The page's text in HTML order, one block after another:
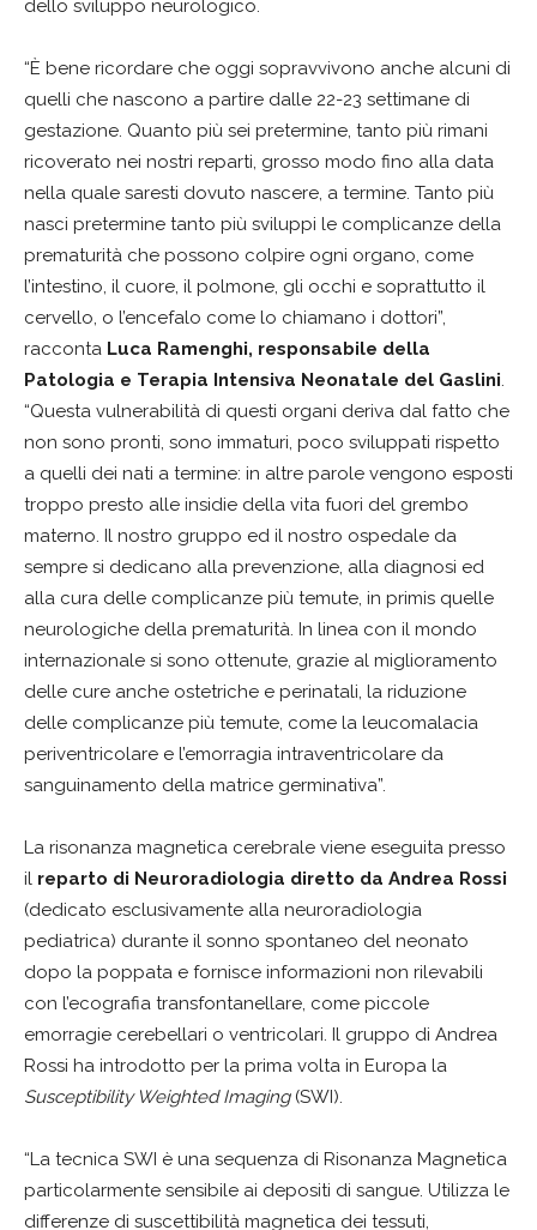
dello sviluppo neurologico.
“È bene ricordare che oggi sopravvivono anche alcuni di
quelli che nascono a partire dalle 22-23 settimane di
gestazione. Quanto più sei pretermine, tanto più rimani
ricoverato nei nostri reparti, grosso modo fino alla data
nella quale saresti dovuto nascere, a termine. Tanto più
nasci pretermine tanto più sviluppi le complicanze della
prematurità che possono colpire ogni organo, come
l’intestino, il cuore, il polmone, gli occhi e soprattutto il
cervello, o l’encefalo come lo chiamano i dottori”,
racconta Luca Ramenghi, responsabile della
Patologia e Terapia Intensiva Neonatale del Gaslini.
“Questa vulnerabilità di questi organi deriva dal fatto che
non sono pronti, sono immaturi, poco sviluppati rispetto
a quelli dei nati a termine: in altre parole vengono esposti
troppo presto alle insidie della vita fuori del grembo
materno. Il nostro gruppo ed il nostro ospedale da
sempre si dedicano alla prevenzione, alla diagnosi ed
alla cura delle complicanze più temute, in primis quelle
neurologiche della prematurità. In linea con il mondo
internazionale si sono ottenute, grazie al miglioramento
delle cure anche ostetriche e perinatali, la riduzione
delle complicanze più temute, come la leucomalacia
periventricolare e l’emorragia intraventricolare da
sanguinamento della matrice germinativa”.
La risonanza magnetica cerebrale viene eseguita presso
il reparto di Neuroradiologia diretto da Andrea Rossi
(dedicato esclusivamente alla neuroradiologia
pediatrica) durante il sonno spontaneo del neonato
dopo la poppata e fornisce informazioni non rilevabili
con l’ecografia transfontanellare, come piccole
emorragie cerebellari o ventricolari. Il gruppo di Andrea
Rossi ha introdotto per la prima volta in Europa la
Susceptibility Weighted Imaging(SWI).
“La tecnica SWI è una sequenza di Risonanza Magnetica
particolarmente sensibile ai depositi di sangue. Utilizza le
differenze di suscettibilità magnetica dei tessuti,